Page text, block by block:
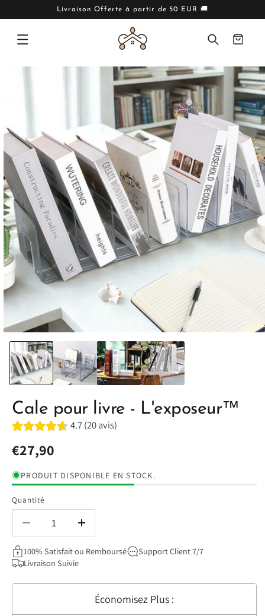
Livraison Offerte à partir de 50 EUR 🚚
Panier
Cale pour livre - L'exposeur™
4.7 (20 avis)
Prix
habituel
€27,90
PRODUIT DISPONIBLE EN STOCK.
Quantité
Réduire
la
quantité
de
pour
Augmenter
la
quantité
pour
livre
100% Satisfait ou Remboursé
Support Client 7/7
Livraison Suivie
Économisez Plus :